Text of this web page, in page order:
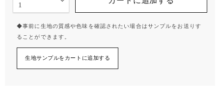
◆事前に生地の質感や色味を確認されたい場合はサンプルをお送りす
ることができます。
生地サンプルをカートに追加する